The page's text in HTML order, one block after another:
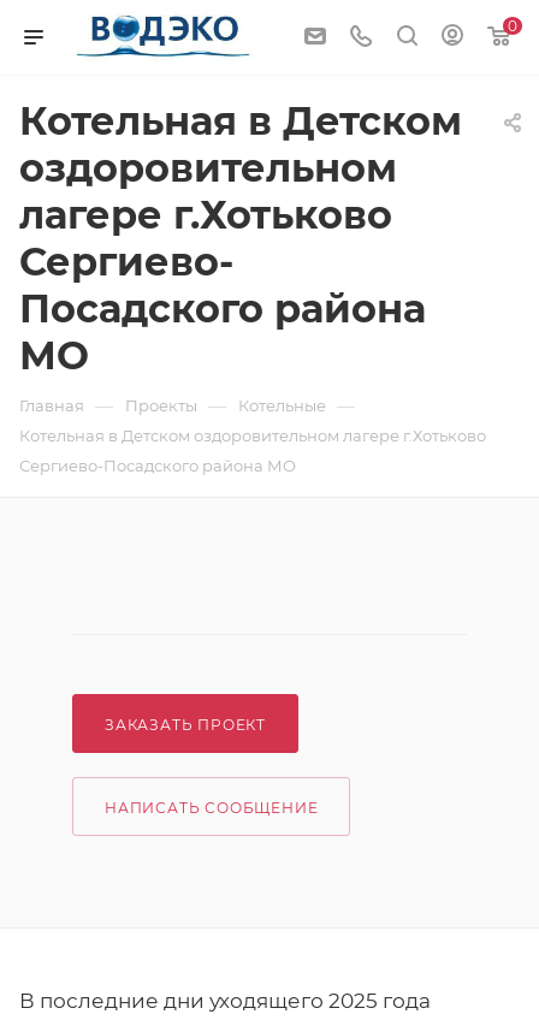
0
Котельная в Детском
оздоровительном
лагере г.Хотьково
Сергиево-
Посадского района
МО
Главная — Проекты — Котельные —
Котельная в Детском оздоровительном лагере г.Хотьково
Сергиево-Посадского района МО
ЗАКАЗАТЬ ПРОЕКТ
НАПИСАТЬ СООБЩЕНИЕ
В последние дни уходящего 2025 года